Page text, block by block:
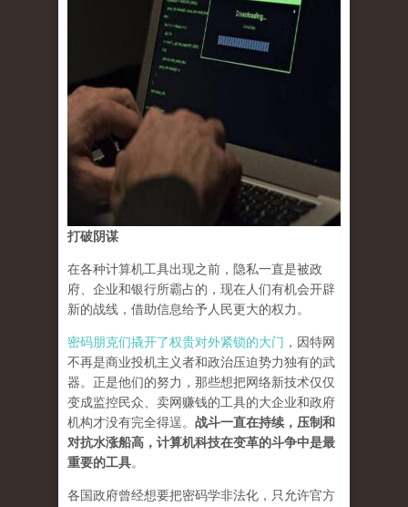
打破阴谋
在各种计算机工具出现之前，隐私一直是被政
府、企业和银行所霸占的，现在人们有机会开辟
新的战线，借助信息给予人民更大的权力。
密码朋克们撬开了权贵对外紧锁的大门 ，因特网
不再是商业投机主义者和政治压迫势力独有的武
器。正是他们的努力，那些想把网络新技术仅仅
变成监控民众、卖网赚钱的工具的大企业和政府
机构才没有完全得逞。 战斗一直在持续，压制和
对抗水涨船高，计算机科技在变革的斗争中是最
重要的工具。
各国政府曾经想要把密码学非法化，只允许官方